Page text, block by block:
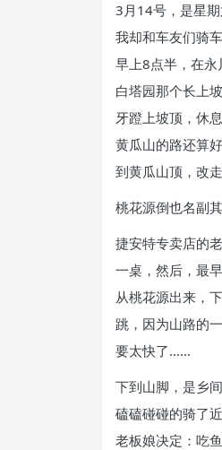
3月14号，是星
我却和车友们骑车
早上8点半，在
白塔园那个长上
牙蹬上坡顶，休
黄瓜山的路还算
到黄瓜山顶，改
桃花源倒也名副
捷安特专卖店的
一桌，然后，最
从桃花源出来，
跳，因为山路的
要太快了……
下到山脚，是乡
磕磕碰碰的骑了
老板娘决定：吃